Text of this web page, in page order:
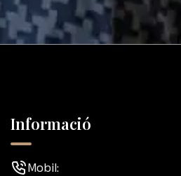
Informació
Mobil: